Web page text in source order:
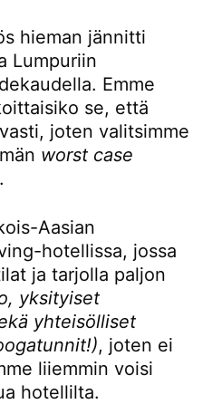
hieman jännitti
Lumpuriin
Emme
se, että
joten valitsimme
worst case
Aasian
hotellissa, jossa
ja tarjolla paljon
yksityiset
yhteisölliset
, joten ei
liiemmin voisi
hotellilta.